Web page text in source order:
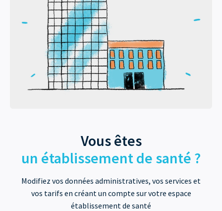
Vous êtes
un établissement de santé ?
Modifiez vos données administratives, vos services et
vos tarifs en créant un compte sur votre espace
établissement de santé